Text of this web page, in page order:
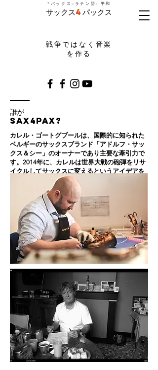
サックス4パックス
*パックス= ラテン語: 平和
戦争ではなく音楽
を作る
誰が
Sax4Pax?
カレル・ゴートグブールは、国際的に知られた
ベルギーのサックスブランド「アドルフ・サッ
クス＆シー」のオーナーであり主要な牽引力で
す。2014年に、カレルは世界大戦の砲弾をリサ
イクルしてサックスに変えるというアイデアを
思いつきました。